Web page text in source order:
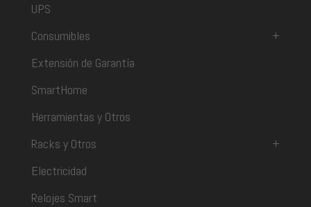
UPS
Consumibles
+
Extensión de Garantía
SmartHome
Herramientas y Otros
Racks y Otros
+
Electricidad
Relojes Smart